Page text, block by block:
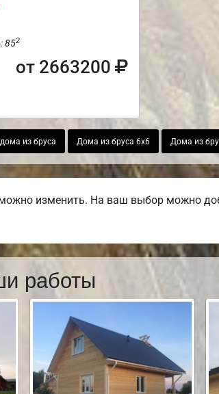
852
от 2663200
из бруса Дома из бруса 6х6 Дома из
изменить. На ваш выбор можно
работы